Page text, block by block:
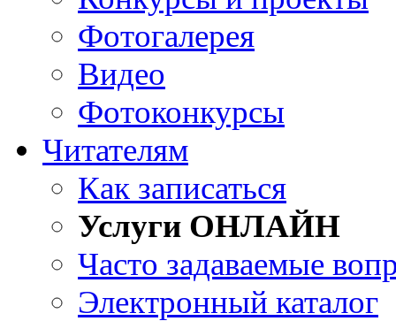
Фотогалерея
Видео
Фотоконкурсы
Читателям
Как записаться
Услуги ОНЛАЙН
Часто задаваемые
Электронный каталог